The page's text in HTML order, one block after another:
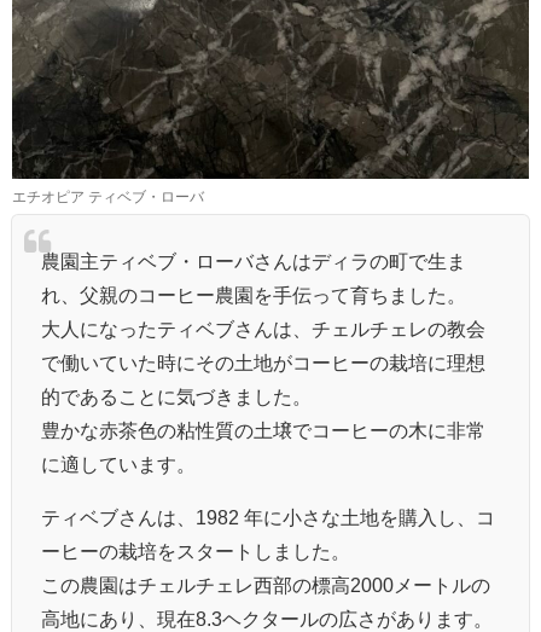
エチオピア ティベブ・ローバ
農園主ティベブ・ローバさんはディラの町で生ま
れ、父親のコーヒー農園を手伝って育ちました。
大人になったティベブさんは、チェルチェレの教会
で働いていた時にその土地がコーヒーの栽培に理想
的であることに気づきました。
豊かな赤茶色の粘性質の土壌でコーヒーの木に非常
に適しています。
ティベブさんは、1982 年に小さな土地を購入し、コ
ーヒーの栽培をスタートしました。
この農園はチェルチェレ西部の標高2000メートルの
高地にあり、現在8.3ヘクタールの広さがあります。